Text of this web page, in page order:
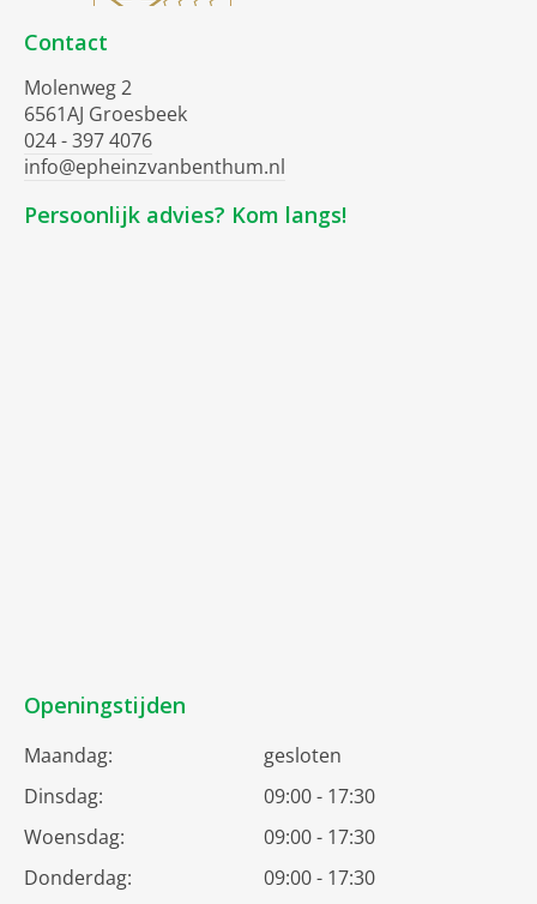
Contact
Molenweg 2
6561AJ Groesbeek
024 - 397 4076
info@epheinzvanbenthum.nl
Persoonlijk advies? Kom langs!
Openingstijden
Maandag:
gesloten
Dinsdag:
09:00 - 17:30
Woensdag:
09:00 - 17:30
Donderdag:
09:00 - 17:30